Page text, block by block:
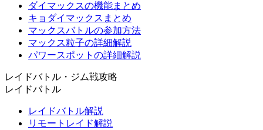
ダイマックスの機能まとめ
キョダイマックスまとめ
マックスバトルの参加方法
マックス粒子の詳細解説
パワースポットの詳細解説
レイドバトル・ジム戦攻略
レイドバトル
レイドバトル解説
リモートレイド解説